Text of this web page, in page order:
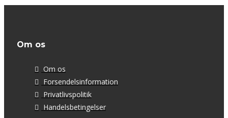
Om os
Om os
Forsendelsinformation
Privatlivspolitik
Handelsbetingelser